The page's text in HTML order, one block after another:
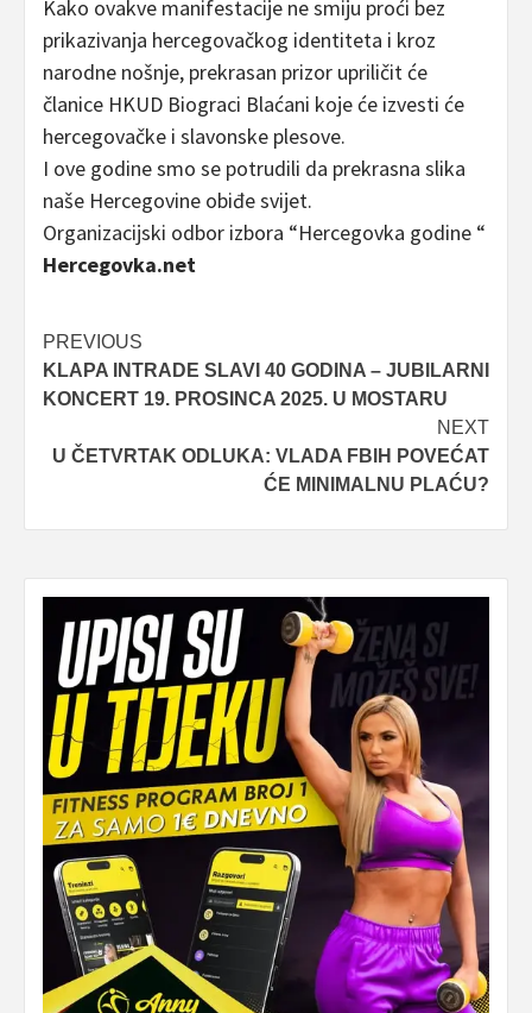
Kako ovakve manifestacije ne smiju proći bez
prikazivanja hercegovačkog identiteta i kroz
narodne nošnje, prekrasan prizor upriličit će
članice HKUD Biograci Blaćani koje će izvesti će
hercegovačke i slavonske plesove.
I ove godine smo se potrudili da prekrasna slika
naše Hercegovine obiđe svijet.
Organizacijski odbor izbora “Hercegovka godine “
Hercegovka.net
Post
navigation
PREVIOUS
KLAPA INTRADE SLAVI 40 GODINA – JUBILARNI
KONCERT 19. PROSINCA 2025. U MOSTARU
NEXT
U ČETVRTAK ODLUKA: VLADA FBIH POVEĆAT
ĆE MINIMALNU PLAĆU?